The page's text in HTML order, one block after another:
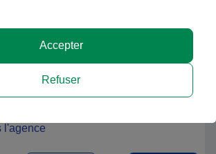
DE LUCHON
MARECHAL JOFFRE
l'agence
Refuser
Accepter